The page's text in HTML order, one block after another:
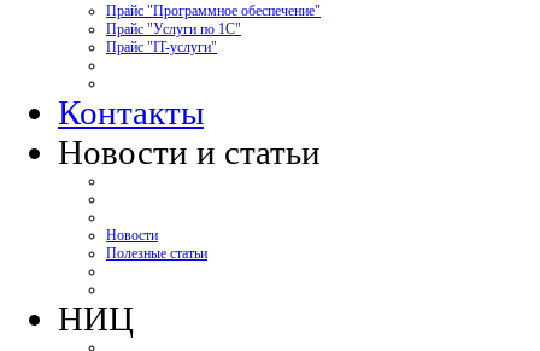
Прайс "Программное обеспечение"
Прайс "Услуги по 1С"
Прайс "IT-услуги"
Контакты
Новости и статьи
Новости
Полезные статьи
НИЦ